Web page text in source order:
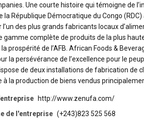
Une courte histoire qui témoigne de
République Démocratique du Congo
des plus grands fabricants locaux
gamme complète de produits de la plus
prospérité de l’AFB. African Foods &
la persévérance de l’excellence pour le
de deux installations de fabrication de
à la production de biens vendus
http://www.zenufa.com/
de l'entreprise (+243)823 525 568